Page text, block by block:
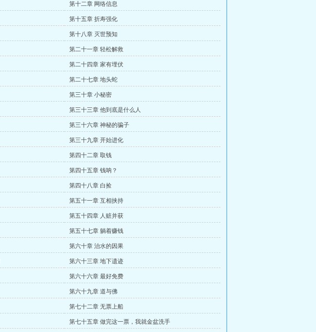
第十二章 网络信息
第十五章 折寿强化
第十八章 灭世预知
第二十一章 轻松解救
第二十四章 家有埋伏
第二十七章 地头蛇
第三十章 小秘密
第三十三章 他到底是什么人
第三十六章 神秘的骗子
第三十九章 开始进化
第四十二章 取钱
第四十五章 钱呐？
第四十八章 白捡
第五十一章 互相挟持
第五十四章 人赃并获
第五十七章 躺着赚钱
第六十章 治水的因果
第六十三章 地下遗迹
第六十六章 最好免费
第六十九章 道与佛
第七十二章 无票上船
第七十五章 做完这一票，我就金盆洗手